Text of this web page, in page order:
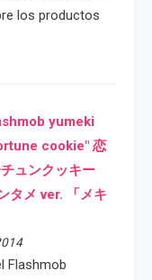
los productos
yumeki
cookie" 恋
ュンクッキー
タメ ver. 「メキ
Flashmob